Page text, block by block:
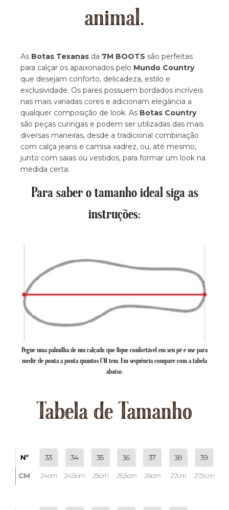
animal.
As Botas Texanas da 7M BOOTS são perfeitas
para calçar os apaixonados pelo Mundo Country
que desejam conforto, delicadeza, estilo e
exclusividade. Os pares possuem bordados incríveis
nas mais variadas cores e adicionam elegância a
qualquer composição de look. As Botas Country
são peças curingas e podem ser utilizadas das mais
diversas maneiras, desde a tradicional combinação
com calça jeans e camisa xadrez, ou, até mesmo,
junto com saias ou vestidos, para formar um look na
medida certa.
Para saber o tamanho ideal siga as
instruções:
Pegue uma palmilha de um calçado que fique confortável em seu pé e use para
medir de ponta a ponta quantos CM tem. Em sequência compare com a tabela
abaixo:
Tabela de Tamanho